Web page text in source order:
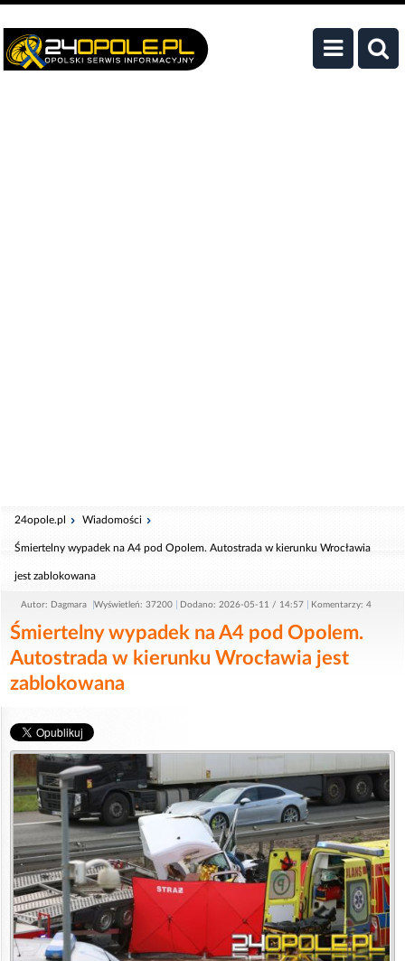
24opole.pl Wiadomości
Śmiertelny wypadek na A4 pod Opolem. Autostrada w kierunku Wrocławia
jest zablokowana
Autor: Dagmara Wyświetleń: 37200 Dodano: 2026-05-11 / 14:57 Komentarzy: 4
Śmiertelny wypadek na A4 pod Opolem.
Autostrada w kierunku Wrocławia jest
zablokowana